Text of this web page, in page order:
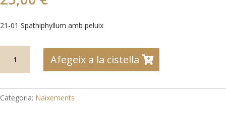
21-01 Spathiphyllum amb peluix
21-
Spathiphyllum
Afegeix a la cistella
Categoria: Naixements